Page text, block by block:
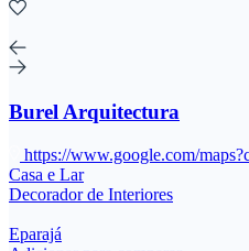
Burel Arquitectura
https://www.google.com/
Casa e Lar
Decorador de Interiores
Eparajá